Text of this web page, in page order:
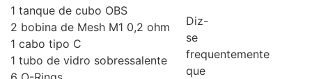
Diz-
se
frequentemente
que
1 tanque de cubo OBS
2 bobina de Mesh M1 0,2 ohm
1 cabo tipo C
1 tubo de vidro sobressalente